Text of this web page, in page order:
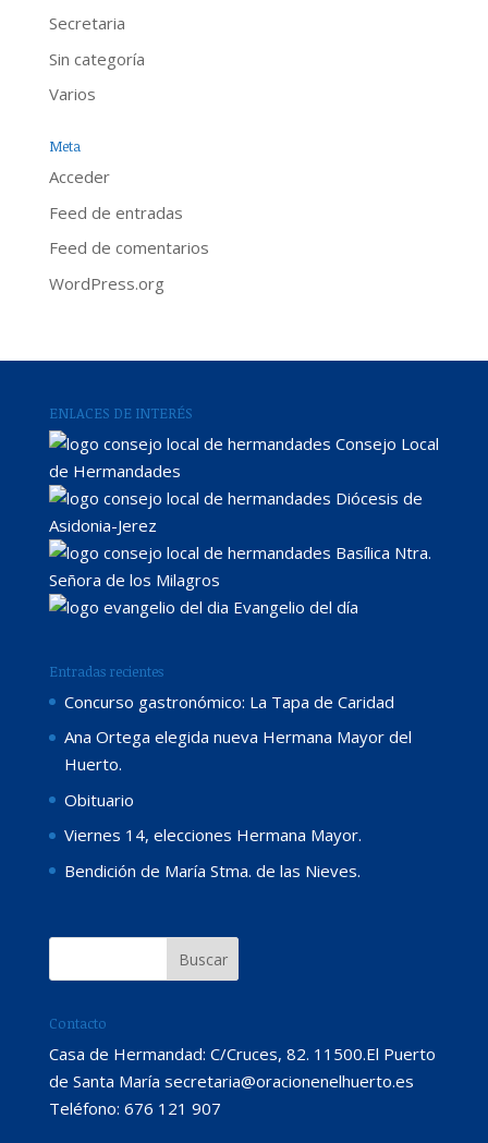
Secretaria
Sin categoría
Varios
Meta
Acceder
Feed de entradas
Feed de comentarios
WordPress.org
ENLACES DE INTERÉS
Consejo Local
de Hermandades
Diócesis de
Asidonia-Jerez
Basílica Ntra.
Señora de los Milagros
Evangelio del día
Entradas recientes
Concurso gastronómico: La Tapa de Caridad
Ana Ortega elegida nueva Hermana Mayor del
Huerto.
Obituario
Viernes 14, elecciones Hermana Mayor.
Bendición de María Stma. de las Nieves.
Contacto
Casa de Hermandad: C/Cruces, 82. 11500.El Puerto
de Santa María secretaria@oracionenelhuerto.es
Teléfono: 676 121 907